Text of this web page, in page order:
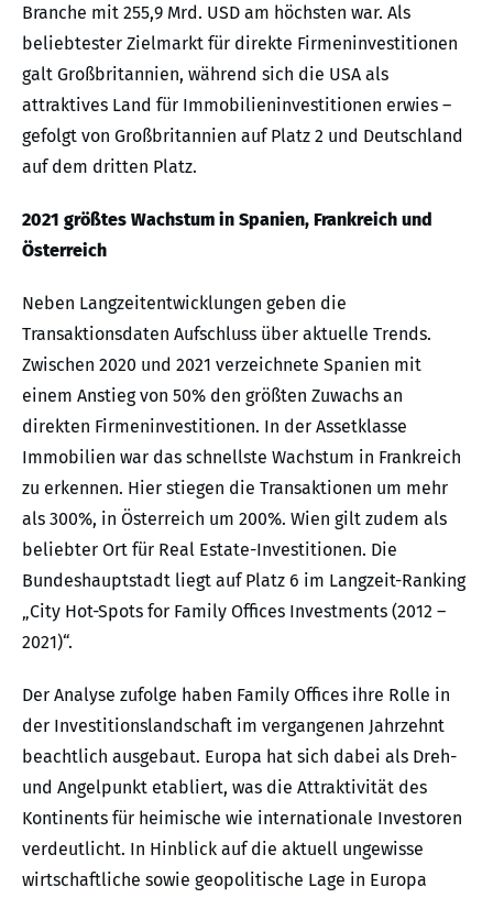
Branche mit 255,9 Mrd. USD am höchsten war. Als
beliebtester Zielmarkt für direkte Firmeninvestitionen
galt Großbritannien, während sich die USA als
attraktives Land für Immobilieninvestitionen erwies –
gefolgt von Großbritannien auf Platz 2 und Deutschland
auf dem dritten Platz.
2021 größtes Wachstum in Spanien, Frankreich und
Österreich
Neben Langzeitentwicklungen geben die
Transaktionsdaten Aufschluss über aktuelle Trends.
Zwischen 2020 und 2021 verzeichnete Spanien mit
einem Anstieg von 50% den größten Zuwachs an
direkten Firmeninvestitionen. In der Assetklasse
Immobilien war das schnellste Wachstum in Frankreich
zu erkennen. Hier stiegen die Transaktionen um mehr
als 300%, in Österreich um 200%. Wien gilt zudem als
beliebter Ort für Real Estate-Investitionen. Die
Bundeshauptstadt liegt auf Platz 6 im Langzeit-Ranking
„City Hot-Spots for Family Offices Investments (2012 –
2021)“.
Der Analyse zufolge haben Family Offices ihre Rolle in
der Investitionslandschaft im vergangenen Jahrzehnt
beachtlich ausgebaut. Europa hat sich dabei als Dreh-
und Angelpunkt etabliert, was die Attraktivität des
Kontinents für heimische wie internationale Investoren
verdeutlicht. In Hinblick auf die aktuell ungewisse
wirtschaftliche sowie geopolitische Lage in Europa